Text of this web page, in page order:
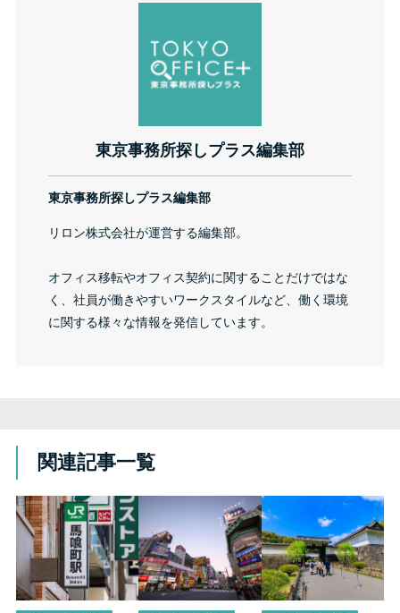
東京事務所探しプラス編集部
東京事務所探しプラス編集部
リロン株式会社が運営する編集部。
オフィス移転やオフィス契約に関することだけではな
く、社員が働きやすいワークスタイルなど、働く環境
に関する様々な情報を発信しています。
関連記事一覧